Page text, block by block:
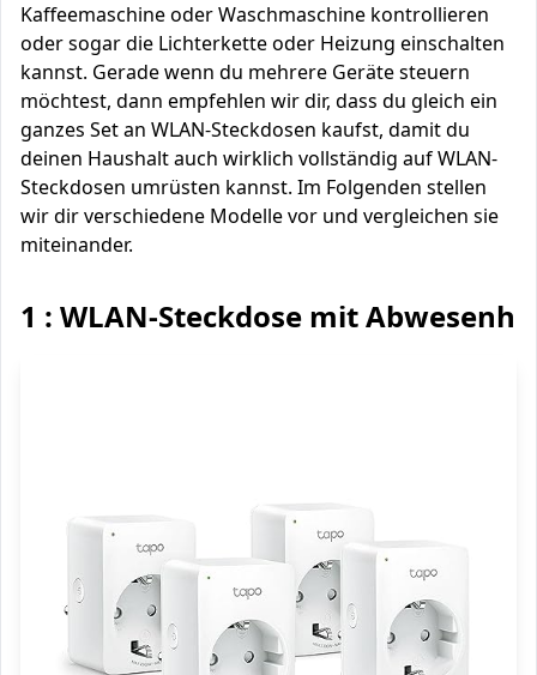
Kaffeemaschine oder Waschmaschine kontrollieren
oder sogar die Lichterkette oder Heizung einschalten
kannst. Gerade wenn du mehrere Geräte steuern
möchtest, dann empfehlen wir dir, dass du gleich ein
ganzes Set an WLAN-Steckdosen kaufst, damit du
deinen Haushalt auch wirklich vollständig auf WLAN-
Steckdosen umrüsten kannst. Im Folgenden stellen
wir dir verschiedene Modelle vor und vergleichen sie
miteinander.
1 : WLAN-Steckdose mit